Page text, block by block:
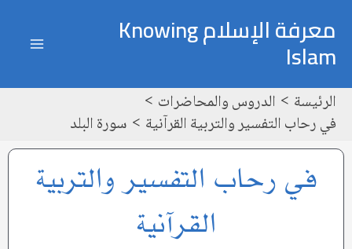
إلى
المحتوى
معرفة الإسلام Knowing
Islam
الرئيسة
الدروس والمحاضرات
في رحاب التفسير والتربية القرآنية
سورة البلد
في رحاب التفسير والتربية
القرآنية